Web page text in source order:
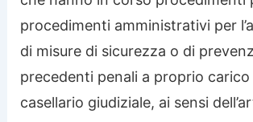
procedimenti amministrativi per
di misure di sicurezza o di
precedenti penali a proprio carico
casellario giudiziale, ai sensi